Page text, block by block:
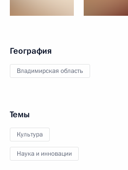
География
Владимирская область
Темы
Культура
Наука и инновации